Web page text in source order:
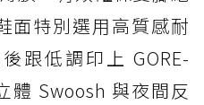
面特別選用高質感耐
跟低調印上 GORE-
體 Swoosh 與夜間反